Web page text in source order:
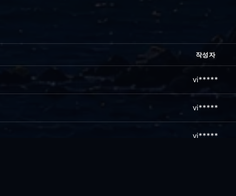
작성자
vi*****
vi*****
vi*****